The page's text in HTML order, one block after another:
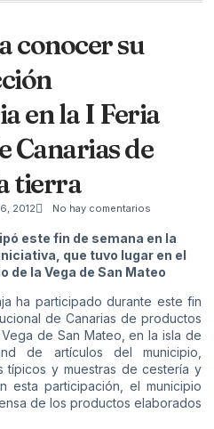
conocer su
en la I Feria
Canarias de
tierra
2012
No hay comentarios
este fin de semana en la
que tuvo lugar en el
de la Vega de San Mateo
ha participado durante este fin
de Canarias de productos
de San Mateo, en la isla de
de artículos del municipio,
típicos y muestras de cestería y
esta participación, el municipio
de los productos elaborados